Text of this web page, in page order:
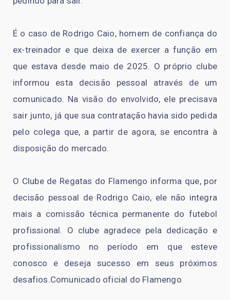
É o caso de Rodrigo Caio, homem de confiança do
ex-treinador e que deixa de exercer a função em
que estava desde maio de 2025. O próprio clube
informou esta decisão pessoal através de um
comunicado. Na visão do envolvido, ele precisava
sair junto, já que sua contratação havia sido pedida
pelo colega que, a partir de agora, se encontra à
disposição do mercado.
O Clube de Regatas do Flamengo informa que, por
decisão pessoal de Rodrigo Caio, ele não integra
mais a comissão técnica permanente do futebol
profissional. O clube agradece pela dedicação e
profissionalismo no período em que esteve
conosco e deseja sucesso em seus próximos
desafios.Comunicado oficial do Flamengo